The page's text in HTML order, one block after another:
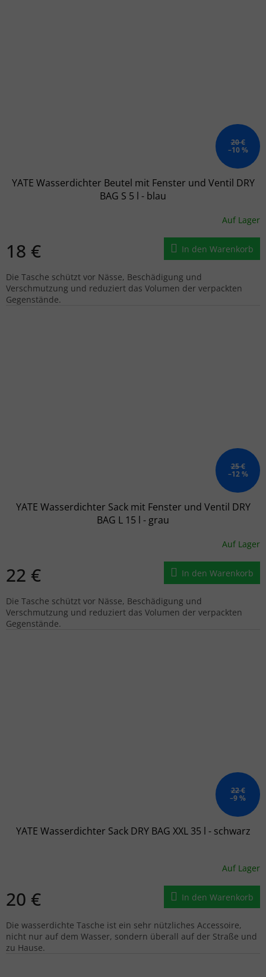
20 €
–10 %
YATE Wasserdichter Beutel mit Fenster und Ventil DRY
BAG S 5 l - blau
Auf Lager
18 € In den Warenkorb
Die Tasche schützt vor Nässe, Beschädigung und
Verschmutzung und reduziert das Volumen der verpackten
Gegenstände.
25 €
–12 %
YATE Wasserdichter Sack mit Fenster und Ventil DRY
BAG L 15 l - grau
Auf Lager
22 € In den Warenkorb
Die Tasche schützt vor Nässe, Beschädigung und
Verschmutzung und reduziert das Volumen der verpackten
Gegenstände.
22 €
–9 %
YATE Wasserdichter Sack DRY BAG XXL 35 l - schwarz
Auf Lager
20 € In den Warenkorb
Die wasserdichte Tasche ist ein sehr nützliches Accessoire,
nicht nur auf dem Wasser, sondern überall auf der Straße und
zu Hause.